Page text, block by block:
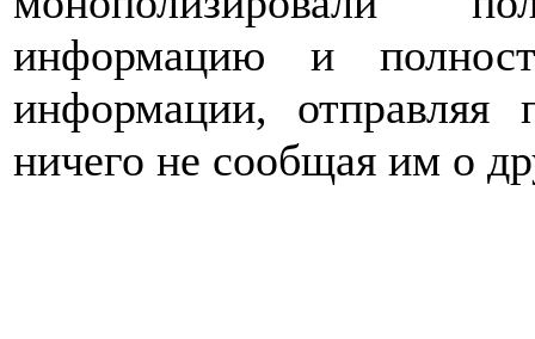
информацию и
информации,
ничего не сообщая им о